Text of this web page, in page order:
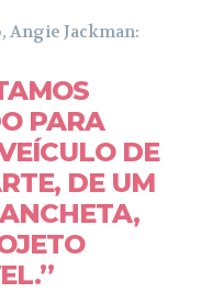
Angie Jackman:
PARA
DE
DE UM